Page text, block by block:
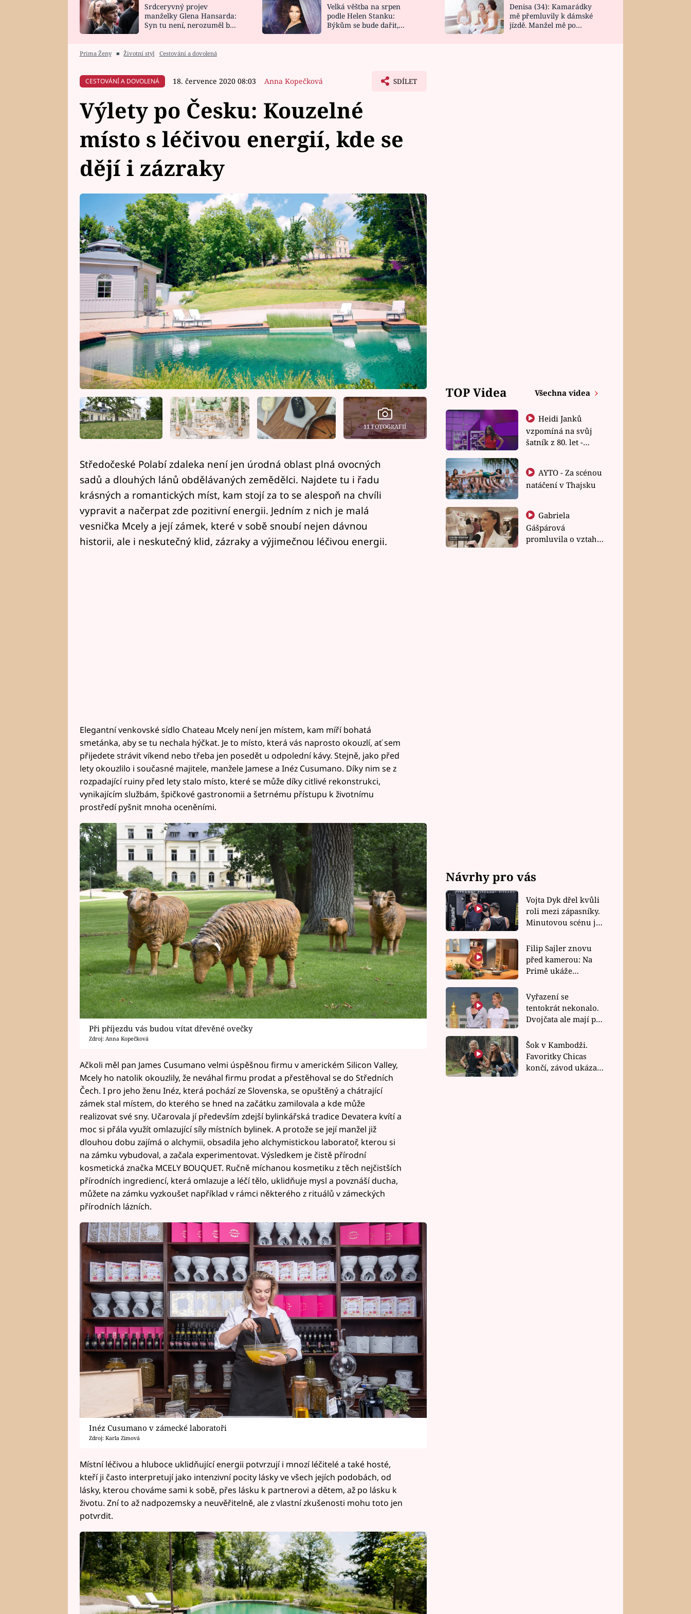
HOROSKOP NA
CELEBRITY
VAŘENÍ
NOVINKY
VIDEORECEPTY
DESIGN
Srdceryvný projev
manželky Glena Hansarda:
Syn tu není, nerozuměl by
Velká věštba na srpen
podle Helen Stanku:
Býkům se bude dařit,
Denisa (34): Kamarádky
mě přemluvily k dámské
jízdě. Manžel mě po
Prima Ženy ■ Životní styl Cestování a dovolená
CESTOVÁNÍ A DOVOLENÁ 18. července 2020 08:03 Anna Kopečková SDÍLET
Výlety po Česku: Kouzelné
místo s léčivou energií, kde se
dějí i zázraky
11 FOTOGRAFIÍ
Středočeské Polabí zdaleka není jen úrodná oblast plná ovocných
sadů a dlouhých lánů obdělávaných zemědělci. Najdete tu i řadu
krásných a romantických míst, kam stojí za to se alespoň na chvíli
vypravit a načerpat zde pozitivní energii. Jedním z nich je malá
vesnička Mcely a její zámek, které v sobě snoubí nejen dávnou
historii, ale i neskutečný klid, zázraky a výjimečnou léčivou energii.
Elegantní venkovské sídlo Chateau Mcely není jen místem, kam míří bohatá
smetánka, aby se tu nechala hýčkat. Je to místo, která vás naprosto okouzlí, ať sem
přijedete strávit víkend nebo třeba jen posedět u odpolední kávy. Stejně, jako před
lety okouzlilo i současné majitele, manžele Jamese a Inéz Cusumano. Díky nim se z
rozpadající ruiny před lety stalo místo, které se může díky citlivé rekonstrukci,
vynikajícím službám, špičkové gastronomii a šetrnému přístupu k životnímu
prostředí pyšnit mnoha oceněními.
Při příjezdu vás budou vítat dřevěné ovečky
Zdroj: Anna Kopečková
Ačkoli měl pan James Cusumano velmi úspěšnou firmu v americkém Silicon Valley,
Mcely ho natolik okouzlily, že neváhal firmu prodat a přestěhoval se do Středních
Čech. I pro jeho ženu Inéz, která pochází ze Slovenska, se opuštěný a chátrající
zámek stal místem, do kterého se hned na začátku zamilovala a kde může
realizovat své sny. Učarovala jí především zdejší bylinkářská tradice Devatera kvítí a
moc si přála využít omlazující síly místních bylinek. A protože se její manžel již
dlouhou dobu zajímá o alchymii, obsadila jeho alchymistickou laboratoř, kterou si
na zámku vybudoval, a začala experimentovat. Výsledkem je čistě přírodní
kosmetická značka MCELY BOUQUET. Ručně míchanou kosmetiku z těch nejčistších
přírodních ingrediencí, která omlazuje a léčí tělo, uklidňuje mysl a povznáší ducha,
můžete na zámku vyzkoušet například v rámci některého z rituálů v zámeckých
přírodních lázních.
Inéz Cusumano v zámecké laboratoři
Zdroj: Karla Zimová
Místní léčivou a hluboce uklidňující energii potvrzují i mnozí léčitelé a také hosté,
kteří ji často interpretují jako intenzivní pocity lásky ve všech jejích podobách, od
lásky, kterou chováme sami k sobě, přes lásku k partnerovi a dětem, až po lásku k
životu. Zní to až nadpozemsky a neuvěřitelně, ale z vlastní zkušenosti mohu toto jen
potvrdit.
TOP Videa Všechna videa
Heidi Janků
vzpomíná na svůj
šatník z 80. let -
natáčení v Thajsku
Gabriela
Gášpárová
promluvila o vztahu
Návrhy pro vás
Vojta Dyk dřel kvůli
roli mezi zápasníky.
Minutovou scénu jel
Filip Sajler znovu
před kamerou: Na
Primě ukáže
rychlé recepty
Vyřazení se
tentokrát nekonalo.
Dvojčata ale mají po
závodu nůž na krku
Šok v Kambodži.
Favoritky Chicas
končí, závod ukázal